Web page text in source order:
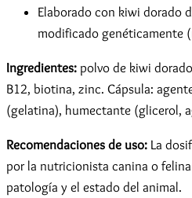
Elaborado con kiwi dorado
modificado genéticamente
Ingredientes: polvo de kiwi
B12, biotina, zinc. Cápsula:
(gelatina), humectante (glicerol,
Recomendaciones de uso: La
por la nutricionista canina o
patología y el estado del animal.